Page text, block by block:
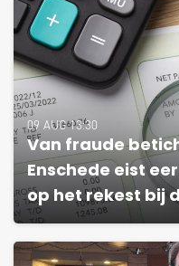
09 AUG 13:30
Van fraude
Enschede eist
op het rekest bij